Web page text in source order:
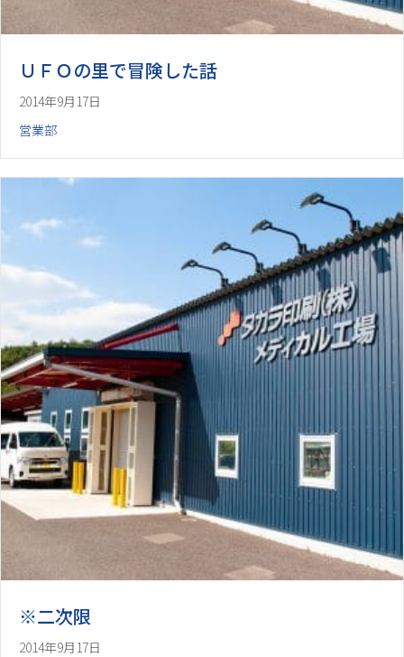
ＵＦＯの里で冒険した話
2014年9月17日
営業部
※二次限
2014年9月17日